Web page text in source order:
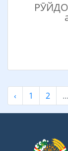
‹ 1 2 ...